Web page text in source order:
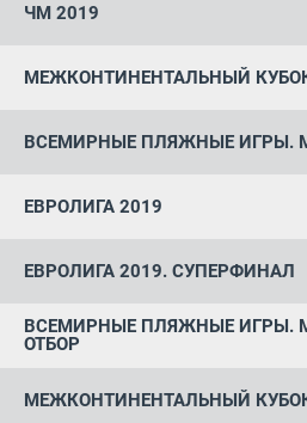
ЧМ 2019
МЕЖКОНТИНЕНТАЛЬНЫЙ
ВСЕМИРНЫЕ ПЛЯЖНЫЕ ИГРЫ.
ЕВРОЛИГА 2019
ЕВРОЛИГА 2019. СУПЕРФИНАЛ
ВСЕМИРНЫЕ ПЛЯЖНЫЕ ИГРЫ.
ОТБОР
МЕЖКОНТИНЕНТАЛЬНЫЙ